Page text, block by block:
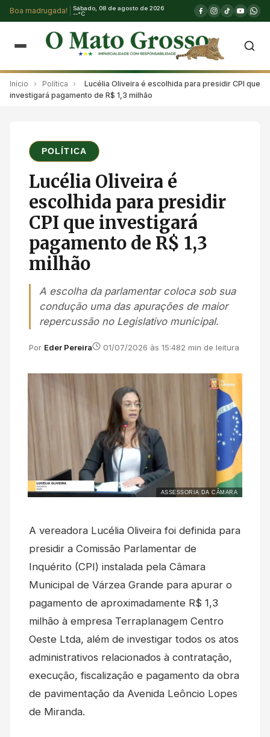
Boa madrugada!
Sábado, 08 de agosto de 2026
--°C
Início › Política ›
Lucélia Oliveira é escolhida para presidir CPI que
investigará pagamento de R$ 1,3 milhão
POLÍTICA
Lucélia Oliveira é
escolhida para presidir
CPI que investigará
pagamento de R$ 1,3
milhão
A escolha da parlamentar coloca sob sua
condução uma das apurações de maior
repercussão no Legislativo municipal.
Por Eder Pereira 01/07/2026 às 15:482 min de leitura
ASSESSORIA DA CÂMARA
A vereadora Lucélia Oliveira foi definida para
presidir a Comissão Parlamentar de
Inquérito (CPI) instalada pela Câmara
Municipal de Várzea Grande para apurar o
pagamento de aproximadamente R$ 1,3
milhão à empresa Terraplanagem Centro
Oeste Ltda, além de investigar todos os atos
administrativos relacionados à contratação,
execução, fiscalização e pagamento da obra
de pavimentação da Avenida Leôncio Lopes
de Miranda.